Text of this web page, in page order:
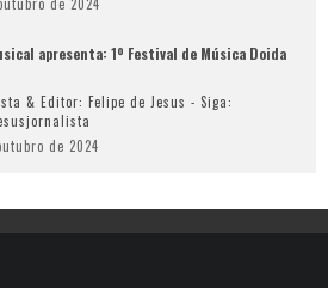
apresenta: 1º Festival de Música Doida
& Editor: Felipe de Jesus - Siga:
de 2024